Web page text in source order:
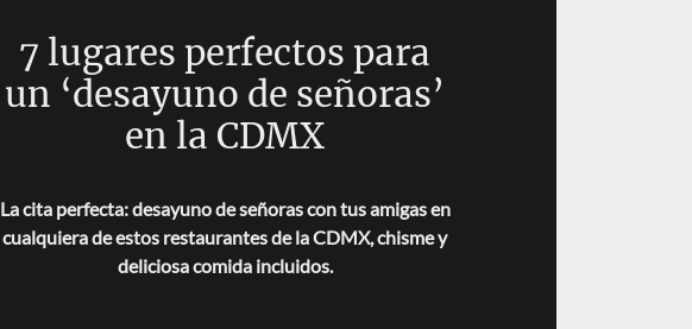
7 lugares perfectos para
un ‘desayuno de señoras’
en la CDMX
La cita perfecta: desayuno de señoras con tus amigas en
cualquiera de estos restaurantes de la CDMX, chisme y
deliciosa comida incluidos.